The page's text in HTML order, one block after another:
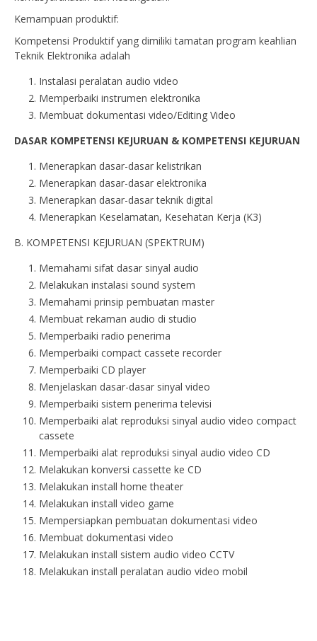
Kemampuan produktif:
Kompetensi Produktif yang dimiliki tamatan program keahlian
Teknik Elektronika adalah
Instalasi peralatan audio video
Memperbaiki instrumen elektronika
Membuat dokumentasi video/Editing Video
DASAR KOMPETENSI KEJURUAN & KOMPETENSI KEJURUAN
Menerapkan dasar-dasar kelistrikan
Menerapkan dasar-dasar elektronika
Menerapkan dasar-dasar teknik digital
Menerapkan Keselamatan, Kesehatan Kerja (K3)
B. KOMPETENSI KEJURUAN (SPEKTRUM)
Memahami sifat dasar sinyal audio
Melakukan instalasi sound system
Memahami prinsip pembuatan master
Membuat rekaman audio di studio
Memperbaiki radio penerima
Memperbaiki compact cassete recorder
Memperbaiki CD player
Menjelaskan dasar-dasar sinyal video
Memperbaiki sistem penerima televisi
Memperbaiki alat reproduksi sinyal audio video compact
cassete
Memperbaiki alat reproduksi sinyal audio video CD
Melakukan konversi cassette ke CD
Melakukan install home theater
Melakukan install video game
Mempersiapkan pembuatan dokumentasi video
Membuat dokumentasi video
Melakukan install sistem audio video CCTV
Melakukan install peralatan audio video mobil